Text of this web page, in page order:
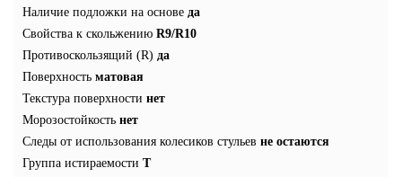
Наличие подложки на основе да
Свойства к скольжению R9/R10
Противоскользящий (R) да
Поверхность матовая
Текстура поверхности нет
Морозостойкость нет
Следы от использования колесиков стульев не остаются
Группа истираемости T